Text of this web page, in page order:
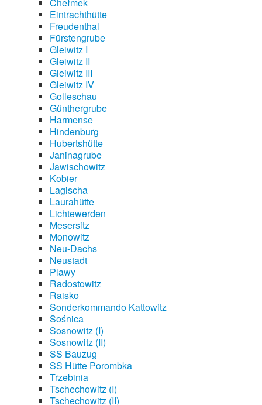
Eintrachthütte
Freudenthal
Fürstengrube
Gleiwitz I
Gleiwitz II
Gleiwitz III
Gleiwitz IV
Golleschau
Günthergrube
Harmense
Hindenburg
Hubertshütte
Janinagrube
Jawischowitz
Kobier
Lagischa
Laurahütte
Lichtewerden
Mesersitz
Monowitz
Neu-Dachs
Neustadt
Plawy
Radostowitz
Raisko
Sonderkommando Kattowitz
Sośnica
Sosnowitz (I)
Sosnowitz (II)
SS Bauzug
SS Hütte Porombka
Trzebinia
Tschechowitz (I)
Tschechowitz (II)